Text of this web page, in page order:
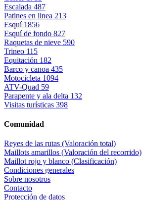
Escalada 487
Patines en linea 213
Esquí 1856
Esquí de fondo 827
Raquetas de nieve 590
Trineo 115
Equitación 182
Barco y canoa 435
Motocicleta 1094
ATV-Quad 59
Parapente y ala delta 132
Visitas turísticas 398
Comunidad
Reyes de las rutas (Valoración total)
Maillots amarillos (Valoración del recorrido)
Maillot rojo y blanco (Clasificación)
Condiciones generales
Sobre nosotros
Contacto
Protección de datos